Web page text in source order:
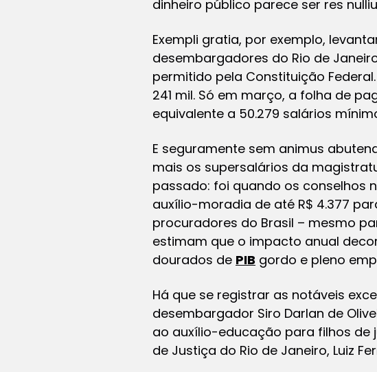
dinheiro público parece ser res
Exempli gratia, por exemplo,
desembargadores do Rio de
permitido pela Constituição
241 mil. Só em março, a folha de
equivalente a 50.279 salários
E seguramente sem animus
mais os supersalários da
passado: foi quando os conselhos
auxílio-moradia de até R$ 4.377
procuradores do Brasil – mesmo
estimam que o impacto anual
dourados de PIB gordo e pleno
Há que se registrar as notáveis
desembargador Siro Darlan de
ao auxílio-educação para filhos de
de Justiça do Rio de Janeiro, Luiz